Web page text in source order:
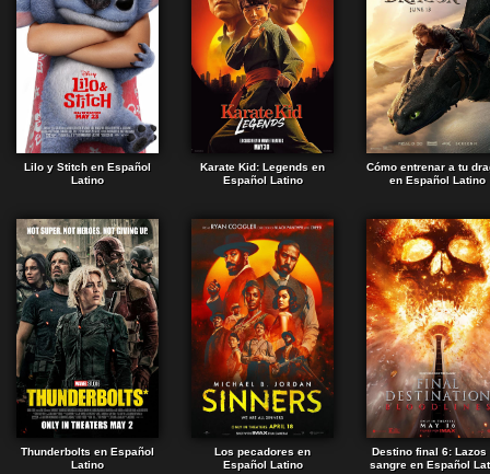
Lilo y Stitch en Español
Latino
Karate Kid: Legends en
Español Latino
Cómo entrenar a tu
en Español Latino
Thunderbolts en Español
Latino
Los pecadores en
Español Latino
Destino final 6: Lazos
sangre en Español